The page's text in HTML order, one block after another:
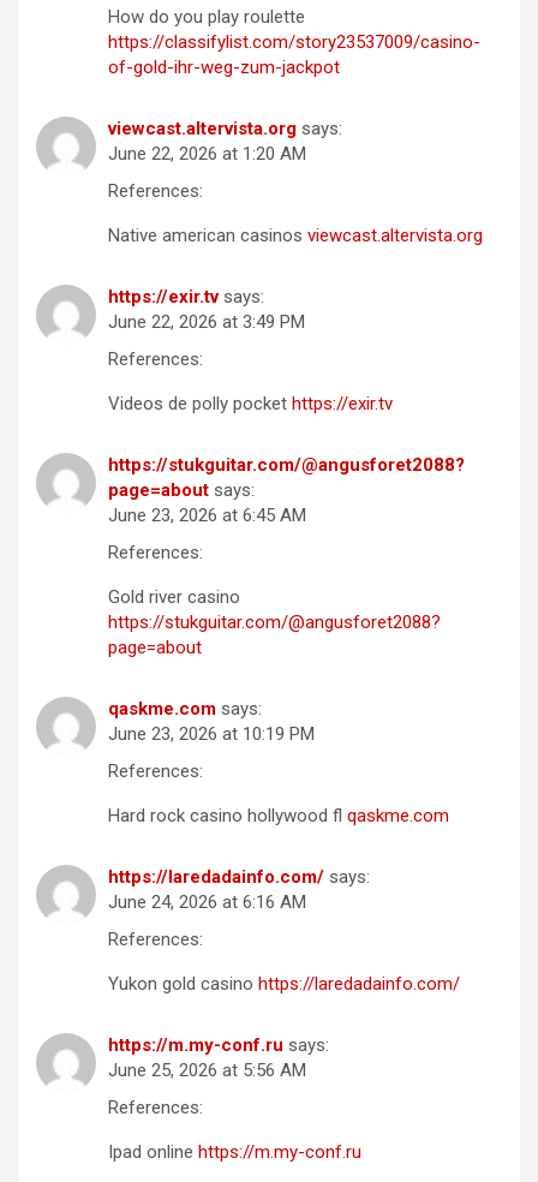
How do you play roulette
https://classifylist.com/story23537009/casino-
of-gold-ihr-weg-zum-jackpot
viewcast.altervista.org says:
June 22, 2026 at 1:20 AM
References:
Native american casinos viewcast.altervista.org
https://exir.tv says:
June 22, 2026 at 3:49 PM
References:
Videos de polly pocket https://exir.tv
https://stukguitar.com/@angusforet2088?
page=about says:
June 23, 2026 at 6:45 AM
References:
Gold river casino
https://stukguitar.com/@angusforet2088?
page=about
qaskme.com says:
June 23, 2026 at 10:19 PM
References:
Hard rock casino hollywood fl qaskme.com
https://laredadainfo.com/ says:
June 24, 2026 at 6:16 AM
References:
Yukon gold casino https://laredadainfo.com/
https://m.my-conf.ru says:
June 25, 2026 at 5:56 AM
References:
Ipad online https://m.my-conf.ru